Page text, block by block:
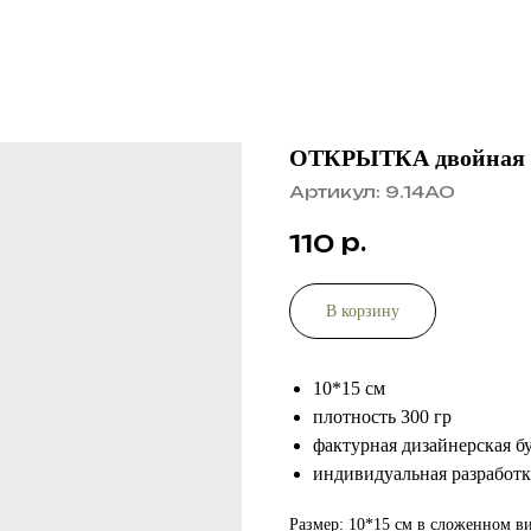
ОТКРЫТКА двойная
Артикул: 9.14АО
110 р.
В корзину
10*15 см
плотность 300 гр
фактурная дизайнерская
индивидуальная
Размер: 10*15 см в сложенном